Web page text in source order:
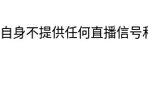
身不提供任何直播信